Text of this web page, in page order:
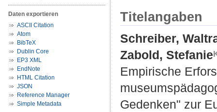
Daten exportieren
ASCII Citation
Atom
BibTeX
Dublin Core
EP3 XML
EndNote
HTML Citation
JSON
Reference Manager
Simple Metadata
Titelangaben
Schreiber,
Zabold, Stefanie
Empirische
Gedenken" zur